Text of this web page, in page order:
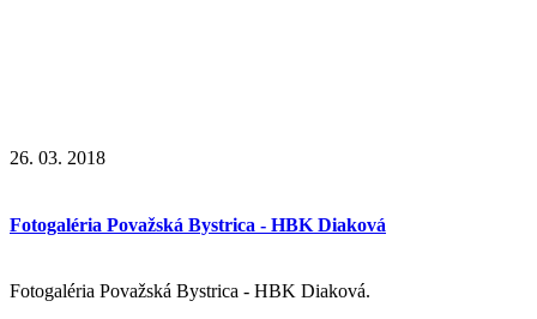
26. 03. 2018
Fotogaléria Považská Bystrica - HBK Diaková
Fotogaléria Považská Bystrica - HBK Diaková.